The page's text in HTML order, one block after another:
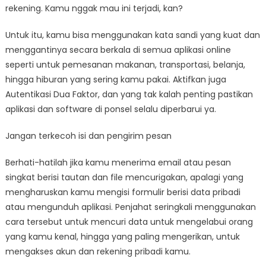
rekening. Kamu nggak mau ini terjadi, kan?
Untuk itu, kamu bisa menggunakan kata sandi yang kuat dan
menggantinya secara berkala di semua aplikasi online
seperti untuk pemesanan makanan, transportasi, belanja,
hingga hiburan yang sering kamu pakai. Aktifkan juga
Autentikasi Dua Faktor, dan yang tak kalah penting pastikan
aplikasi dan software di ponsel selalu diperbarui ya.
Jangan terkecoh isi dan pengirim pesan
Berhati-hatilah jika kamu menerima email atau pesan
singkat berisi tautan dan file mencurigakan, apalagi yang
mengharuskan kamu mengisi formulir berisi data pribadi
atau mengunduh aplikasi. Penjahat seringkali menggunakan
cara tersebut untuk mencuri data untuk mengelabui orang
yang kamu kenal, hingga yang paling mengerikan, untuk
mengakses akun dan rekening pribadi kamu.